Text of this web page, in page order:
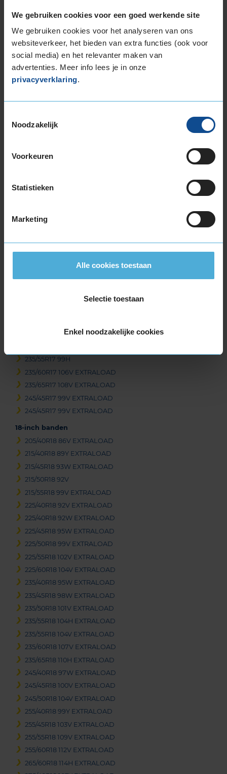
We gebruiken cookies voor een goed werkende site
We gebruiken cookies voor het analyseren van ons
websiteverkeer, het bieden van extra functies (ook voor
social media) en het relevanter maken van
advertenties. Meer info lees je in onze
privacyverklaring.
Noodzakelijk
Voorkeuren
Statistieken
Marketing
Alle cookies toestaan
Selectie toestaan
Enkel noodzakelijke cookies
205/45R17 88V EXTRALOAD
205/50R17 93V EXTRALOAD
205/55R17 95V EXTRALOAD
215/40R17 87V EXTRALOAD
215/50R17 95V EXTRALOAD
215/55R17 98V EXTRALOAD
215/65R17 103V EXTRALOAD
225/45R17 91H
225/45R17 94V EXTRALOAD
225/50R17 98V EXTRALOAD
235/45R17 97V EXTRALOAD
235/55R17 99H
235/60R17 106V EXTRALOAD
235/65R17 108V EXTRALOAD
245/45R17 99V EXTRALOAD
245/45R17 99V EXTRALOAD
18-inch banden
205/40R18 86V EXTRALOAD
215/40R18 89Y EXTRALOAD
215/45R18 93W EXTRALOAD
215/50R18 92V
215/55R18 99V EXTRALOAD
225/40R18 92V EXTRALOAD
225/40R18 92W EXTRALOAD
225/45R18 95W EXTRALOAD
225/50R18 99V EXTRALOAD
225/55R18 102V EXTRALOAD
225/60R18 104V EXTRALOAD
235/40R18 95W EXTRALOAD
235/45R18 98W EXTRALOAD
235/50R18 101V EXTRALOAD
235/55R18 104H EXTRALOAD
235/55R18 104V EXTRALOAD
235/60R18 107V EXTRALOAD
235/65R18 110H EXTRALOAD
245/40R18 97W EXTRALOAD
245/45R18 100V EXTRALOAD
245/50R18 104V EXTRALOAD
255/40R18 99Y EXTRALOAD
255/45R18 103V EXTRALOAD
255/55R18 109V EXTRALOAD
255/60R18 112V EXTRALOAD
265/60R18 114H EXTRALOAD